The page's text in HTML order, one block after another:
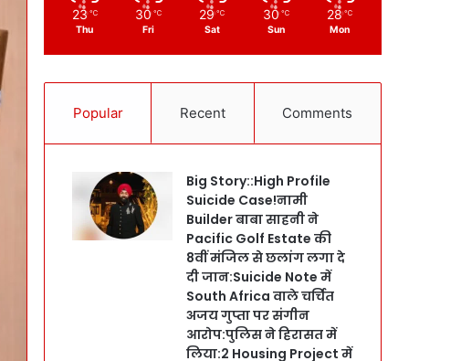
23 ℃
Thu
30 ℃
Fri
29 ℃
Sat
30 ℃
Sun
28 ℃
Mon
Popular Recent Comments
Big Story::High Profile
Suicide Case!नामी
Builder बाबा साहनी ने
Pacific Golf Estate की
8वीं मंजिल से छलांग लगा दे
दी जान:Suicide Note में
South Africa वाले चर्चित
अजय गुप्ता पर संगीन
आरोप:पुलिस ने हिरासत में
लिया:2 Housing Project में